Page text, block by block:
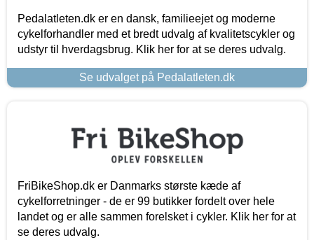
Pedalatleten.dk er en dansk, familieejet og moderne
cykelforhandler med et bredt udvalg af kvalitetscykler og
udstyr til hverdagsbrug. Klik her for at se deres udvalg.
Se udvalget på Pedalatleten.dk
FriBikeShop.dk er Danmarks største kæde af
cykelforretninger - de er 99 butikker fordelt over hele
landet og er alle sammen forelsket i cykler. Klik her for at
se deres udvalg.